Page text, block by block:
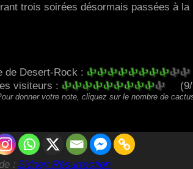
trois soirées désormais passées à la
de Desert-Rock :
visiteurs :
(9/
donner votre note, cliquez sur le nombre de
: Sidney Résurrection